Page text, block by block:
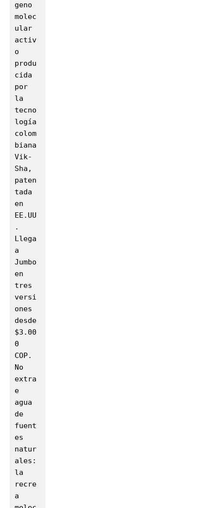
geno
molec
ular
activ
o
produ
cida
por
la
tecno
logía
colom
biana
Vik-
Sha,
paten
tada
en
EE.UU
.
Llega
a
Jumbo
en
tres
versi
ones
desde
$3.00
0
COP.
No
extra
e
agua
de
fuent
es
natur
ales:
la
recre
a